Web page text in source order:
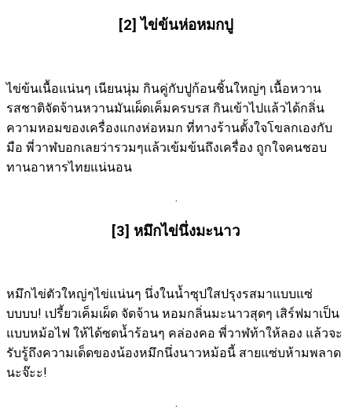
[2] ไข่ข้นห่อหมกปู
ไข่ข้นเนื้อแน่นๆ เนียนนุ่ม กินคู่กับปูก้อนชิ้นใหญ่ๆ เนื้อหวาน
รสชาติจัดจ้านหวานมันเผ็ดเค็มครบรส กินเข้าไปแล้วได้กลิ่น
ความหอมของเครื่องแกงห่อหมก ที่ทางร้านตั้งใจโขลกเองกับ
มือ พี่วาฬบอกเลยว่ารวมๆแล้วเข้มข้นถึงเครื่อง ถูกใจคนชอบ
ทานอาหารไทยแน่นอน
.
[3] หมึกไข่นึ่งมะนาว
หมึกไข่ตัวใหญ่ๆไข่แน่นๆ นึ่งในน้ำซุปใสปรุงรสมาแบบแซ่
บบบบ! เปรี้ยวเค็มเผ็ด จัดจ้าน หอมกลิ่นมะนาวสุดๆ เสิร์ฟมาเป็น
แบบหม้อไฟ ให้ได้ซดน้ำร้อนๆ คล่องคอ พี่วาฬท้าให้ลอง แล้วจะ
รับรู้ถึงความเด็ดของน้องหมึกนึ่งนาวหม้อนี้ สายแซ่บห้ามพลาด
นะจ๊ะะ!
.